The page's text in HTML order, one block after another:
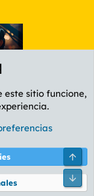
privacidad Ayuda
Ltd.
este sitio funcione,
Pie